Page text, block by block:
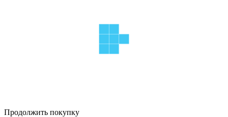
Продолжить покупку